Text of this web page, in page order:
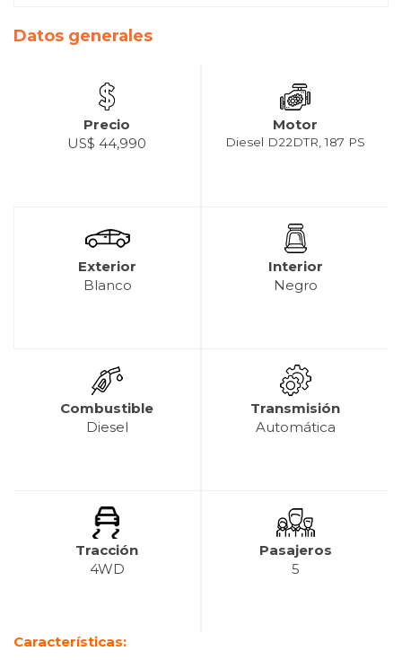
Datos generales
Precio
US$ 44,990
Motor
Diesel D22DTR, 187 PS
Exterior
Blanco
Interior
Negro
Combustible
Diesel
Transmisión
Automática
Tracción
4WD
Pasajeros
5
Características: